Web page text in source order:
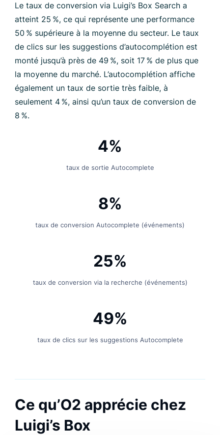
Le taux de conversion via Luigi’s Box Search a
atteint 25 %, ce qui représente une performance
50 % supérieure à la moyenne du secteur. Le taux
de clics sur les suggestions d’autocomplétion est
monté jusqu’à près de 49 %, soit 17 % de plus que
la moyenne du marché. L’autocomplétion affiche
également un taux de sortie très faible, à
seulement 4 %, ainsi qu’un taux de conversion de
8 %.
4%
taux de sortie Autocomplete
8%
taux de conversion Autocomplete (événements)
25%
taux de conversion via la recherche (événements)
49%
taux de clics sur les suggestions Autocomplete
Ce qu’O2 apprécie chez
Luigi’s Box